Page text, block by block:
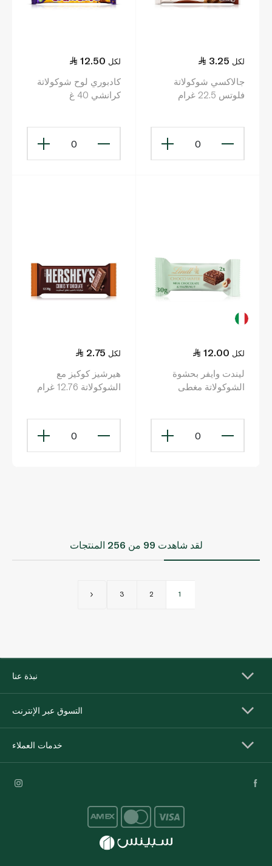
3.25 لكل
جالاكسي شوكولاتة
فلوتس 22.5 غرام
0
12.50 لكل
كادبوري لوح شوكولاتة
كرانشي 40 غ
0
12.00 لكل
ليندت وايفر بحشوة
الشوكولاتة مغطى
0
2.75 لكل
هيرشيز كوكيز مع
الشوكولاتة 12.76 غرام
0
لقد شاهدت 99 من 256 المنتجات
1
2
3
نبذة عنا
التسوق عبر الإنترنت
خدمات العملاء